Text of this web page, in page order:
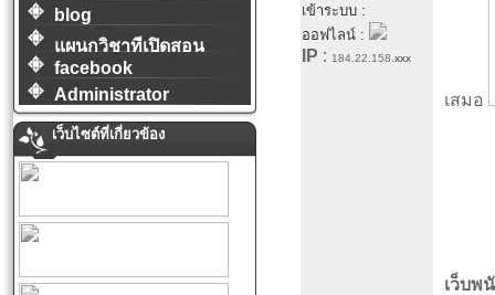
blog
แผนกวิชาทีเปิดสอน
facebook
Administrator
เว็บไซต์ที่เกี่ยวข้อง
เข้าระบบ :
ออฟไลน์ :
IP : 184.22.158. xxx
เสมอ
เว็บพ